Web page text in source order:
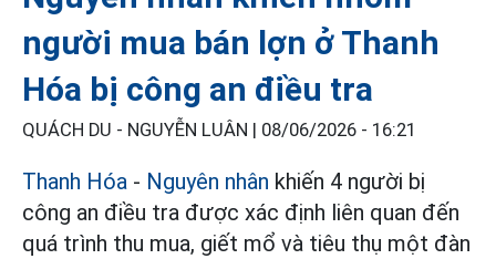
người mua bán lợn ở Thanh
Hóa bị công an điều tra
QUÁCH DU - NGUYỄN LUÂN | 08/06/2026 - 16:21
Thanh Hóa - Nguyên nhân khiến 4 người bị
công an điều tra được xác định liên quan đến
quá trình thu mua, giết mổ và tiêu thụ một đàn